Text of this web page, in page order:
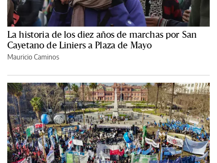
La historia de los diez años de marchas por San
Cayetano de Liniers a Plaza de Mayo
Mauricio Caminos